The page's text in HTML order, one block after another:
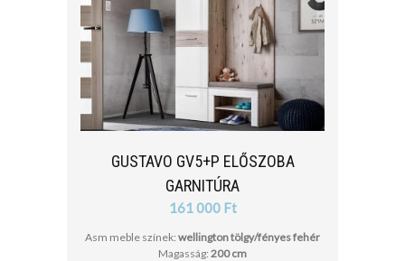
GUSTAVO GV5+P ELŐSZOBA
GARNITÚRA
161 000 Ft
Asm meble színek: wellington tölgy/fényes fehér
Magasság: 200 cm